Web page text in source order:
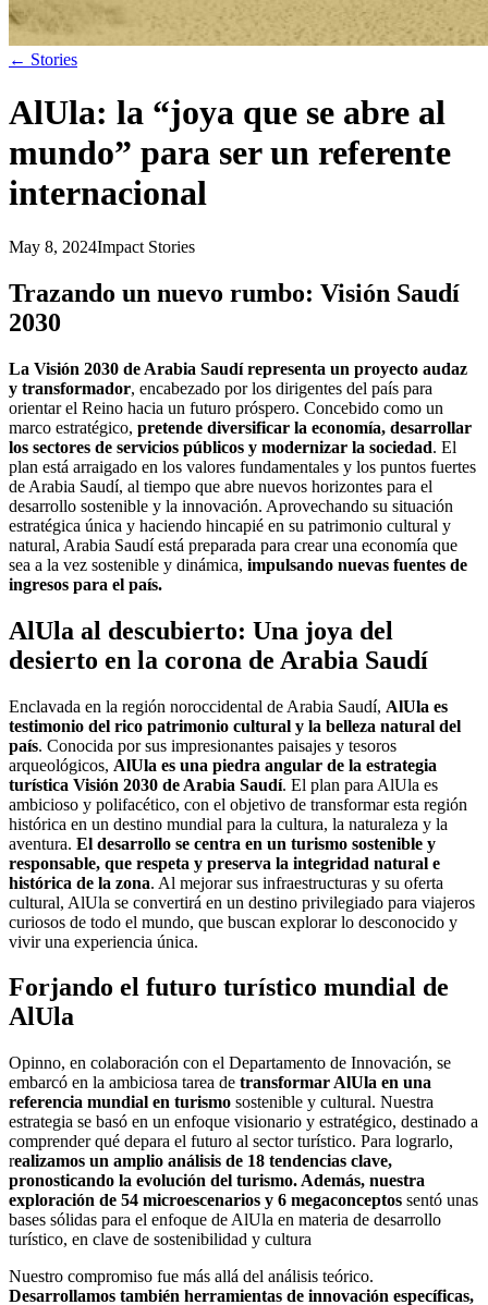
← Stories
AlUla: la “joya que se abre al
mundo” para ser un referente
internacional
May 8, 2024Impact Stories
Trazando un nuevo rumbo: Visión Saudí
2030
La Visión 2030 de Arabia Saudí representa un proyecto audaz
y transformador, encabezado por los dirigentes del país para
orientar el Reino hacia un futuro próspero. Concebido como un
marco estratégico, pretende diversificar la economía, desarrollar
los sectores de servicios públicos y modernizar la sociedad. El
plan está arraigado en los valores fundamentales y los puntos fuertes
de Arabia Saudí, al tiempo que abre nuevos horizontes para el
desarrollo sostenible y la innovación. Aprovechando su situación
estratégica única y haciendo hincapié en su patrimonio cultural y
natural, Arabia Saudí está preparada para crear una economía que
sea a la vez sostenible y dinámica, impulsando nuevas fuentes de
ingresos para el país.
AlUla al descubierto: Una joya del
desierto en la corona de Arabia Saudí
Enclavada en la región noroccidental de Arabia Saudí, AlUla es
testimonio del rico patrimonio cultural y la belleza natural del
país. Conocida por sus impresionantes paisajes y tesoros
arqueológicos, AlUla es una piedra angular de la estrategia
turística Visión 2030 de Arabia Saudí. El plan para AlUla es
ambicioso y polifacético, con el objetivo de transformar esta región
histórica en un destino mundial para la cultura, la naturaleza y la
aventura. El desarrollo se centra en un turismo sostenible y
responsable, que respeta y preserva la integridad natural e
histórica de la zona. Al mejorar sus infraestructuras y su oferta
cultural, AlUla se convertirá en un destino privilegiado para viajeros
curiosos de todo el mundo, que buscan explorar lo desconocido y
vivir una experiencia única.
Forjando el futuro turístico mundial de
AlUla
Opinno, en colaboración con el Departamento de Innovación, se
embarcó en la ambiciosa tarea de transformar AlUla en una
referencia mundial en turismo sostenible y cultural. Nuestra
estrategia se basó en un enfoque visionario y estratégico, destinado a
comprender qué depara el futuro al sector turístico. Para lograrlo,
realizamos un amplio análisis de 18 tendencias clave,
pronosticando la evolución del turismo. Además, nuestra
exploración de 54 microescenarios y 6 megaconceptos sentó unas
bases sólidas para el enfoque de AlUla en materia de desarrollo
turístico, en clave de sostenibilidad y cultura
Nuestro compromiso fue más allá del análisis teórico.
Desarrollamos también herramientas de innovación específicas,